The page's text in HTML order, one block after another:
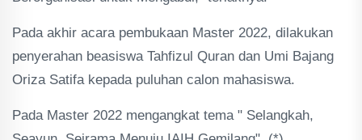
Pada akhir acara pembukaan Master 2022, dilakukan
penyerahan beasiswa Tahfizul Quran dan Umi Bajang
Oriza Satifa kepada puluhan calon mahasiswa.
Pada Master 2022 mengangkat tema " Selangkah,